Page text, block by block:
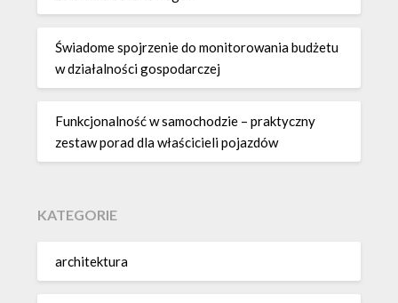
Świadome spojrzenie do monitorowania budżetu
w działalności gospodarczej
Funkcjonalność w samochodzie – praktyczny
zestaw porad dla właścicieli pojazdów
KATEGORIE
architektura